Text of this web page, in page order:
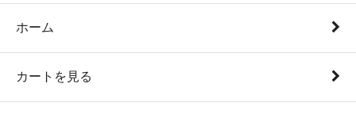
ホーム
カートを見る